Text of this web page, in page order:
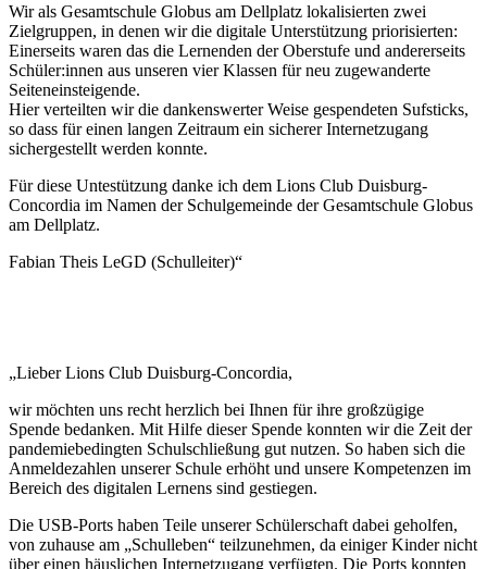
Wir als Gesamtschule Globus am Dellplatz lokalisierten zwei
Zielgruppen, in denen wir die digitale Unterstützung priorisierten:
Einerseits waren das die Lernenden der Oberstufe und andererseits
Schüler:innen aus unseren vier Klassen für neu zugewanderte
Seiteneinsteigende.
Hier verteilten wir die dankenswerter Weise gespendeten Sufsticks,
so dass für einen langen Zeitraum ein sicherer Internetzugang
sichergestellt werden konnte.
Für diese Untestützung danke ich dem Lions Club Duisburg-
Concordia im Namen der Schulgemeinde der Gesamtschule Globus
am Dellplatz.
Fabian Theis LeGD (Schulleiter)“
„Lieber Lions Club Duisburg-Concordia,
wir möchten uns recht herzlich bei Ihnen für ihre großzügige
Spende bedanken. Mit Hilfe dieser Spende konnten wir die Zeit der
pandemiebedingten Schulschließung gut nutzen. So haben sich die
Anmeldezahlen unserer Schule erhöht und unsere Kompetenzen im
Bereich des digitalen Lernens sind gestiegen.
Die USB-Ports haben Teile unserer Schülerschaft dabei geholfen,
von zuhause am „Schulleben“ teilzunehmen, da einiger Kinder nicht
über einen häuslichen Internetzugang verfügten. Die Ports konnten